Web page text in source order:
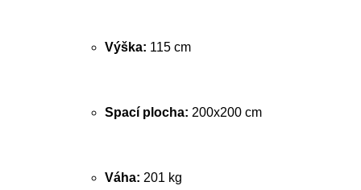
Výška: 115 cm
Spací plocha: 200x200 cm
Váha: 201 kg